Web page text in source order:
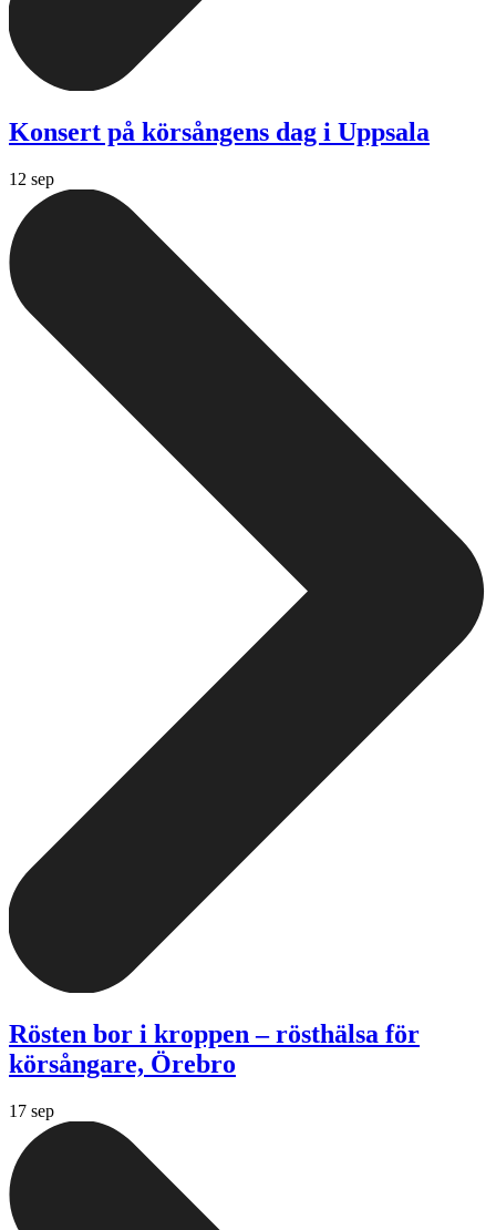
Konsert på körsångens dag i Uppsala
12 sep
Rösten bor i kroppen – rösthälsa för
körsångare, Örebro
17 sep